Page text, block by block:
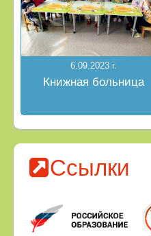
6.09.2023 г.
Книжная больница
Ссылки